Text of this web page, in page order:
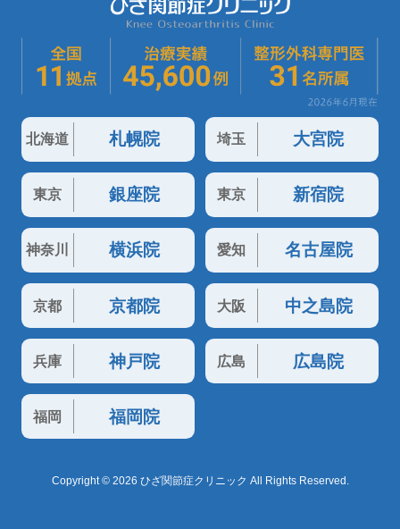
北海道 札幌院 埼玉 大宮院
東京 銀座院 東京 新宿院
神奈川 横浜院 愛知 名古屋院
京都 京都院 大阪 中之島院
兵庫 神戸院 広島 広島院
福岡 福岡院
Copyright © 2026 ひざ関節症クリニック All Rights Reserved.